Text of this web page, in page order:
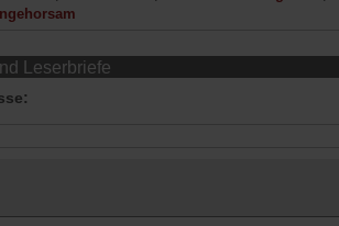
Leserbriefe